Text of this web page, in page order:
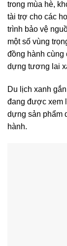
trong mùa hè,
tài trợ cho các
trình bảo vệ
một số vùng
đồng hành cùng
dựng tương lai
Du lịch xanh
đang được xem
dựng sản phẩm
hành.